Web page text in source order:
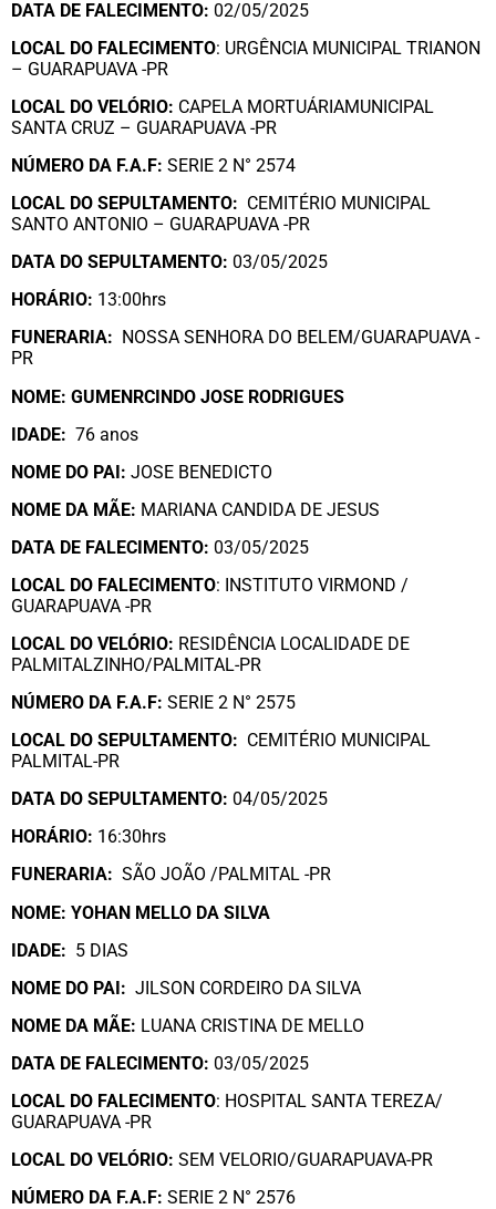
DATA DE FALECIMENTO: 02/05/2025
LOCAL DO FALECIMENTO: URGÊNCIA MUNICIPAL TRIANON
– GUARAPUAVA -PR
LOCAL DO VELÓRIO: CAPELA MORTUÁRIAMUNICIPAL
SANTA CRUZ – GUARAPUAVA -PR
NÚMERO DA F.A.F: SERIE 2 N° 2574
LOCAL DO SEPULTAMENTO: CEMITÉRIO MUNICIPAL
SANTO ANTONIO – GUARAPUAVA -PR
DATA DO SEPULTAMENTO: 03/05/2025
HORÁRIO: 13:00hrs
FUNERARIA: NOSSA SENHORA DO BELEM/GUARAPUAVA -
PR
NOME: GUMENRCINDO JOSE RODRIGUES
IDADE: 76 anos
NOME DO PAI: JOSE BENEDICTO
NOME DA MÃE: MARIANA CANDIDA DE JESUS
DATA DE FALECIMENTO: 03/05/2025
LOCAL DO FALECIMENTO: INSTITUTO VIRMOND /
GUARAPUAVA -PR
LOCAL DO VELÓRIO: RESIDÊNCIA LOCALIDADE DE
PALMITALZINHO/PALMITAL-PR
NÚMERO DA F.A.F: SERIE 2 N° 2575
LOCAL DO SEPULTAMENTO: CEMITÉRIO MUNICIPAL
PALMITAL-PR
DATA DO SEPULTAMENTO: 04/05/2025
HORÁRIO: 16:30hrs
FUNERARIA: SÃO JOÃO /PALMITAL -PR
NOME: YOHAN MELLO DA SILVA
IDADE: 5 DIAS
NOME DO PAI: JILSON CORDEIRO DA SILVA
NOME DA MÃE: LUANA CRISTINA DE MELLO
DATA DE FALECIMENTO: 03/05/2025
LOCAL DO FALECIMENTO: HOSPITAL SANTA TEREZA/
GUARAPUAVA -PR
LOCAL DO VELÓRIO: SEM VELORIO/GUARAPUAVA-PR
NÚMERO DA F.A.F: SERIE 2 N° 2576